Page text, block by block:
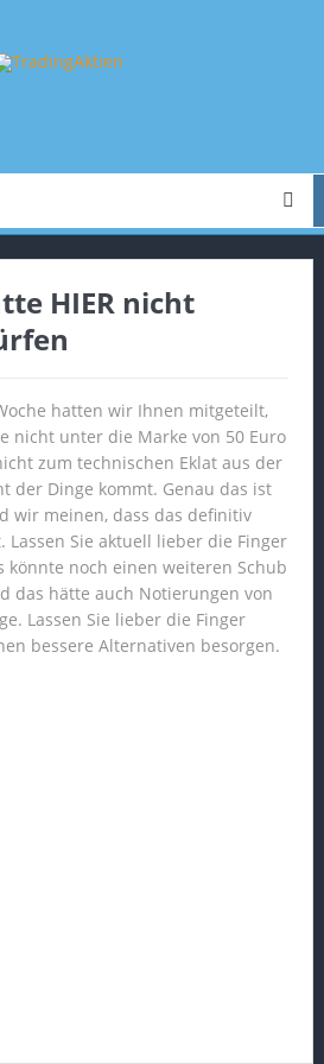
HIER nicht
hatten wir Ihnen mitgeteilt,
nicht unter die Marke von 50 Euro
zum technischen Eklat aus der
der Dinge kommt. Genau das ist
wir meinen, dass das definitiv
Lassen Sie aktuell lieber die Finger
könnte noch einen weiteren Schub
das hätte auch Notierungen von
Lassen Sie lieber die Finger
bessere Alternativen besorgen.